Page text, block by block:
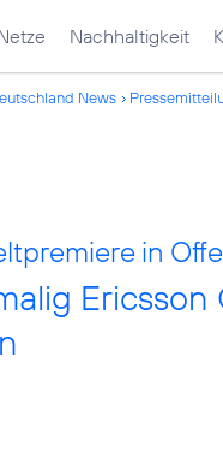
Nachhaltigkeit
News
in